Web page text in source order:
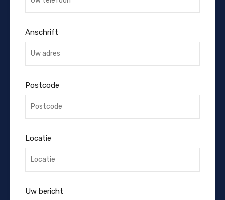
Anschrift
Postcode
Locatie
Uw bericht